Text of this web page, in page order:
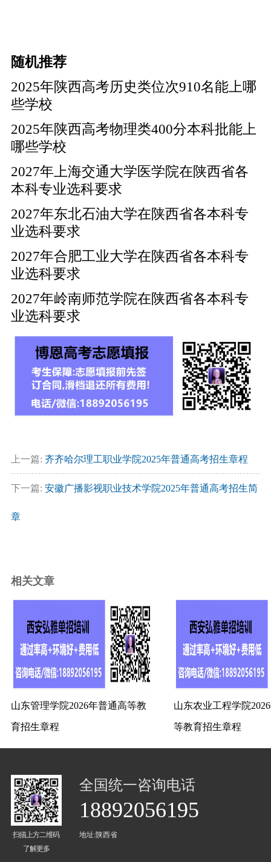
随机推荐
2025年陕西高考历史类位次910名能上哪
些学校
2025年陕西高考物理类400分本科批能上
哪些学校
2027年上海交通大学医学院在陕西省各
本科专业选科要求
2027年东北石油大学在陕西省各本科专
业选科要求
2027年合肥工业大学在陕西省各本科专
业选科要求
2027年岭南师范学院在陕西省各本科专
业选科要求
上一篇: 齐齐哈尔理工职业学院2025年普通高考招生章程
下一篇: 安徽广播影视职业技术学院2025年普通高考招生简
章
相关文章
山东管理学院2026年普通高等教
育招生章程
山东农业工程学院
等教育招生章程
扫描上方二维码
了解更多
全国统一咨询电话
18892056195
地址:陕西省